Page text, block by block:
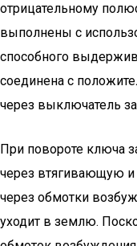
отрицательному
выполнены с
способного
соединена с
через выключатель
При повороте ключа
через втягивающую
через обмотки
уходит в землю.